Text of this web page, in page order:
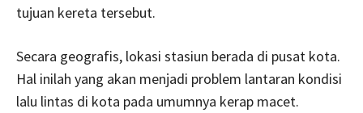
tujuan kereta tersebut.
Secara geografis, lokasi stasiun berada di pusat kota.
Hal inilah yang akan menjadi problem lantaran kondisi
lalu lintas di kota pada umumnya kerap macet.